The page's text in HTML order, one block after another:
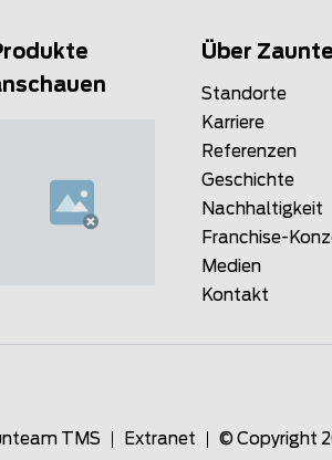
Über
Standorte
Karriere
Referenzen
Geschichte
Nachhaltigkeit
Franchise-
Medien
Kontakt
TMS Extranet © Copyright